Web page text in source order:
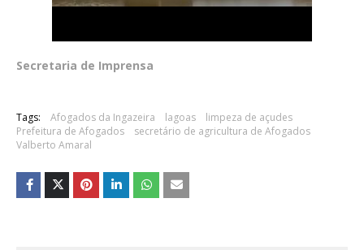
Secretaria de Imprensa
Tags: Afogados da Ingazeira lagoas
limpeza de açudes
Prefeitura de Afogados
secretário de agricultura de Afogados
Valberto Amaral